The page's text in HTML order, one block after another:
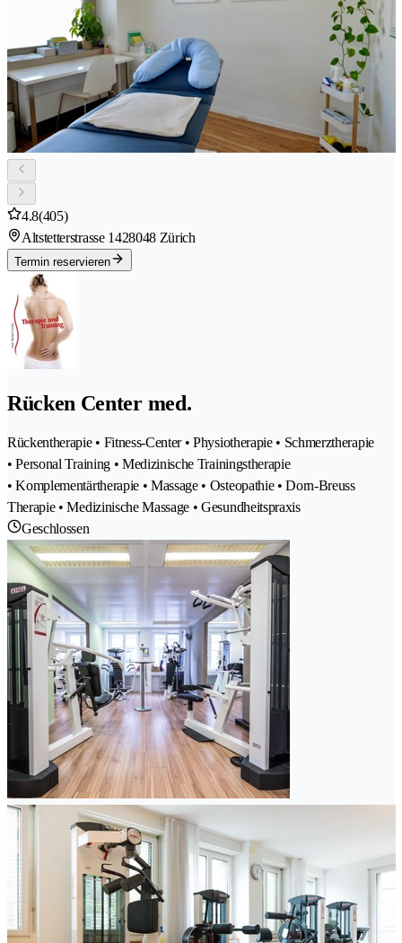
4.8(405)
Altstetterstrasse 1428048 Zürich
Termin reservieren
Rücken Center med.
Rückentherapie • Fitness-Center • Physiotherapie • Schmerztherapie
• Personal Training • Medizinische Trainingstherapie
• Komplementärtherapie • Massage • Osteopathie • Dorn-Breuss
Therapie • Medizinische Massage • Gesundheitspraxis
Geschlossen